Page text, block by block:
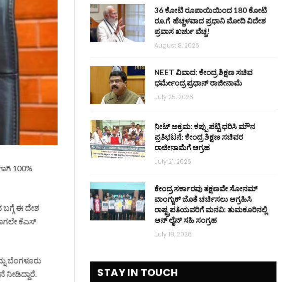
100%
ಈ ದೇಶ
ಕೆಎಸ್
ಬೆಂಗಳೂರು
ನೀಡಿದ್ದಾರೆ.
36 ಕೋಟಿ ರೂಪಾಯಿಯಿಂದ 180 ಕೋಟಿ
ರೂ.ಗೆ ಹೆಚ್ಚಳವಾದ ಪ್ರಧಾನಿ ಮೋದಿ ವಿದೇಶ
ಪ್ರವಾಸ ಖರ್ಚು ವೆಚ್ಚ!
August 8, 2026
NEET ವಿವಾದ: ಕೇಂದ್ರ ಶಿಕ್ಷಣ ಸಚಿವ
ಧರ್ಮೇಂದ್ರ ಪ್ರಧಾನ್ ರಾಜೀನಾಮೆ
July 25, 2026
ನೀಟ್ ಅಕ್ರಮ: ಕಪ್ಪು ಪಟ್ಟಿ ಧರಿಸಿ ಮೌನ
ಪ್ರತಿಭಟನೆ: ಕೇಂದ್ರ ಶಿಕ್ಷಣ ಸಚಿವರ
ರಾಜೀನಾಮೆಗೆ ಆಗ್ರಹ
July 21, 2026
ಕೇಂದ್ರ ಸರ್ಕಾರವು ತಕ್ಷಣವೇ ಸೋನಮ್
ವಾಂಗ್ಚುಕ್ ಜೊತೆ ಚರ್ಚಿಸಲು ಆಗ್ರಹಿಸಿ
ರಾಷ್ಟ್ರಪತಿಯವರಿಗೆ ಮನವಿ: ತುಮಕೂರಿನಲ್ಲಿ
ಆನ್‌ ಲೈನ್ ಸಹಿ ಸಂಗ್ರಹ
July 18, 2026
STAY IN TOUCH